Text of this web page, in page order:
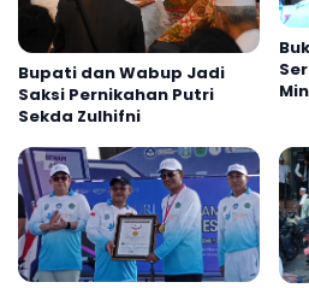
Bupati dan Wabup Jadi
Saksi Pernikahan Putri
Sekda Zulhifni